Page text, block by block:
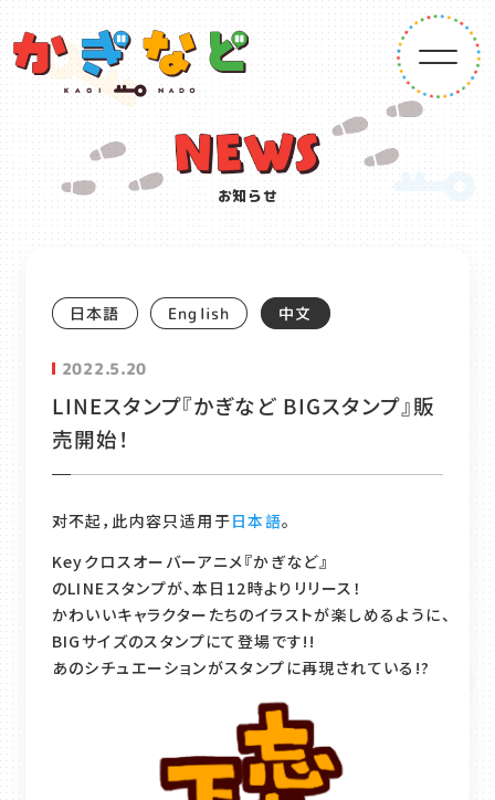
お知らせ
日本語 English 中文
2022.5.20
LINEスタンプ『かぎなど BIGスタンプ』販
売開始！
对不起，此内容只适用于日本語。
Keyクロスオーバーアニメ『かぎなど』
のLINEスタンプが、本日12時よりリリース！
かわいいキャラクターたちのイラストが楽しめるように、
BIGサイズのスタンプにて登場です!!
あのシチュエーションがスタンプに再現されている!?